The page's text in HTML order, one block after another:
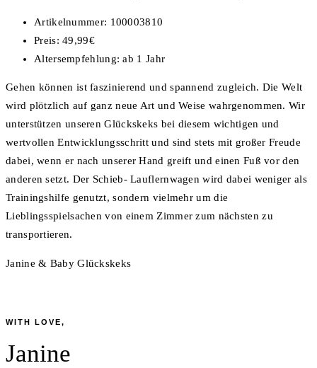
Artikelnummer: 100003810
Preis: 49,99€
Altersempfehlung: ab 1 Jahr
Gehen können ist faszinierend und spannend zugleich. Die Welt
wird plötzlich auf ganz neue Art und Weise wahrgenommen. Wir
unterstützen unseren Glückskeks bei diesem wichtigen und
wertvollen Entwicklungsschritt und sind stets mit großer Freude
dabei, wenn er nach unserer Hand greift und einen Fuß vor den
anderen setzt. Der Schieb- Lauflernwagen wird dabei weniger als
Trainingshilfe genutzt, sondern vielmehr um die
Lieblingsspielsachen von einem Zimmer zum nächsten zu
transportieren.
Janine & Baby Glückskeks
WITH LOVE,
Janine